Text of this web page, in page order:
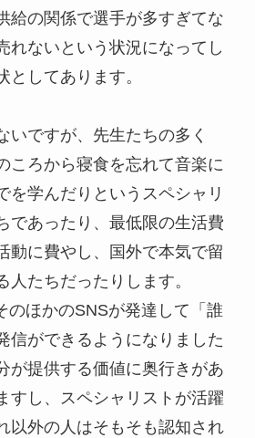
給の関係で選手が多すぎてな
れないという状況になってし
としてあります。
いですが、先生たちの多く
ころから寝食を忘れて音楽に
を学んだりというスペシャリ
であったり、最低限の生活費
動に費やし、国外で本気で留
人たちだったりします。
のほかのSNSが発達して「誰
信ができるようになりました
が提供する価値に奥行きがあ
すし、スペシャリストが活躍
以外の人はそもそも認知され